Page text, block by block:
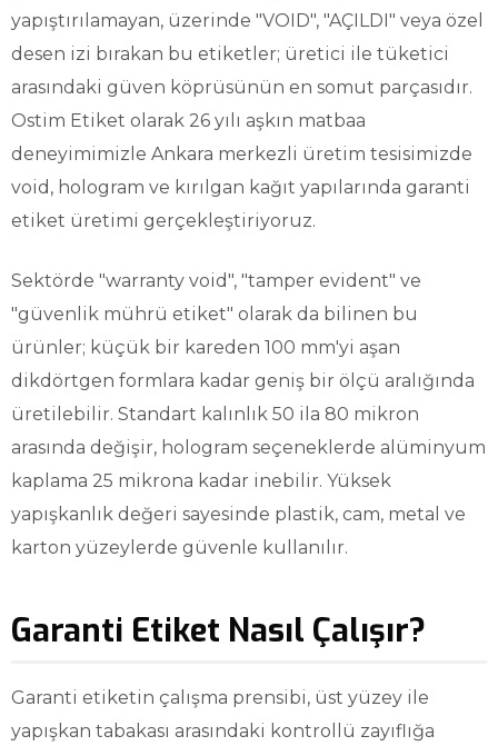
yapıştırılamayan, üzerinde "VOID", "AÇILDI" veya özel
desen izi bırakan bu etiketler; üretici ile tüketici
arasındaki güven köprüsünün en somut parçasıdır.
Ostim Etiket olarak 26 yılı aşkın matbaa
deneyimimizle Ankara merkezli üretim tesisimizde
void, hologram ve kırılgan kağıt yapılarında garanti
etiket üretimi gerçekleştiriyoruz.
Sektörde "warranty void", "tamper evident" ve
"güvenlik mührü etiket" olarak da bilinen bu
ürünler; küçük bir kareden 100 mm'yi aşan
dikdörtgen formlara kadar geniş bir ölçü aralığında
üretilebilir. Standart kalınlık 50 ila 80 mikron
arasında değişir, hologram seçeneklerde alüminyum
kaplama 25 mikrona kadar inebilir. Yüksek
yapışkanlık değeri sayesinde plastik, cam, metal ve
karton yüzeylerde güvenle kullanılır.
Garanti Etiket Nasıl Çalışır?
Garanti etiketin çalışma prensibi, üst yüzey ile
yapışkan tabakası arasındaki kontrollü zayıflığa